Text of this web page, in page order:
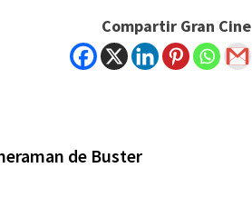
Compartir Gran Cine
de Buster